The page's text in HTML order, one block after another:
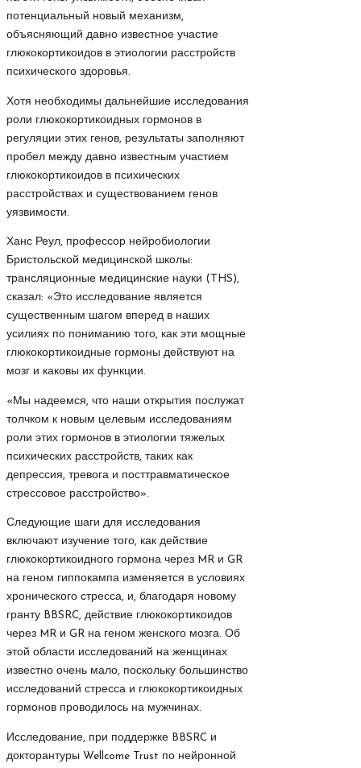
потенциальный новый механизм,
объясняющий давно известное участие
глюкокортикоидов в этиологии расстройств
психического здоровья.
Хотя необходимы дальнейшие исследования
роли глюкокортикоидных гормонов в
регуляции этих генов, результаты заполняют
пробел между давно известным участием
глюкокортикоидов в психических
расстройствах и существованием генов
уязвимости.
Ханс Реул, профессор нейробиологии
Бристольской медицинской школы:
трансляционные медицинские науки (THS),
сказал: «Это исследование является
существенным шагом вперед в наших
усилиях по пониманию того, как эти мощные
глюкокортикоидные гормоны действуют на
мозг и каковы их функции.
«Мы надеемся, что наши открытия послужат
толчком к новым целевым исследованиям
роли этих гормонов в этиологии тяжелых
психических расстройств, таких как
депрессия, тревога и посттравматическое
стрессовое расстройство».
Следующие шаги для исследования
включают изучение того, как действие
глюкокортикоидного гормона через MR и GR
на геном гиппокампа изменяется в условиях
хронического стресса, и, благодаря новому
гранту BBSRC, действие глюкокортикоидов
через MR и GR на геном женского мозга. Об
этой области исследований на женщинах
известно очень мало, поскольку большинство
исследований стресса и глюкокортикоидных
гормонов проводилось на мужчинах.
Исследование, при поддержке BBSRC и
докторантуры Wellcome Trust по нейронной